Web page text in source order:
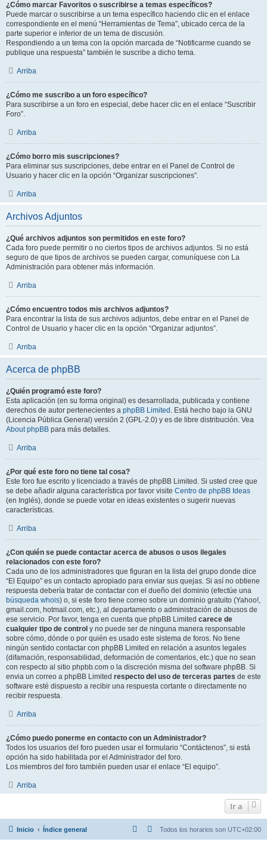
¿Cómo marcar Favoritos o suscribirse a temas específicos?
Puede marcar o suscribirse a un tema específico haciendo clic en el enlace
correspondiente en el menú “Herramientas de Tema”, ubicado cerca de la
parte superior e inferior de un tema de discusión.
Respondiendo a un tema con la opción marcada de “Notificarme cuando se
publique una respuesta” también le suscribe a dicho tema.
Arriba
¿Cómo me suscribo a un foro específico?
Para suscribirse a un foro en especial, debe hacer clic en el enlace “Suscribir
Foro”.
Arriba
¿Cómo borro mis suscripciones?
Para eliminar sus suscripciones, debe entrar en el Panel de Control de
Usuario y hacer clic en la opción “Organizar suscripciones”.
Arriba
Archivos Adjuntos
¿Qué archivos adjuntos son permitidos en este foro?
Cada foro puede permitir o no ciertos tipos de archivos adjuntos. Si no está
seguro de que tipos de archivos se pueden cargar, comuníquese con La
Administración para obtener más información.
Arriba
¿Cómo encuentro todos mis archivos adjuntos?
Para encontrar la lista de sus archivos adjuntos, debe entrar en el Panel de
Control de Usuario y hacer clic en la opción “Organizar adjuntos”.
Arriba
Acerca de phpBB
¿Quién programó este foro?
Esta aplicación (en su forma original) es desarrollada, publicada y contiene
derechos de autor pertenecientes a phpBB Limited . Está hecho bajo la GNU
(Licencia Pública General) versión 2 (GPL-2.0) y es de libre distribución. Vea
About phpBB para más detalles.
Arriba
¿Por qué este foro no tiene tal cosa?
Este foro fue escrito y licenciado a través de phpBB Limited. Si usted cree que
se debe añadir alguna característica por favor visite Centro de phpBB Ideas
(en Inglés), donde se puede votar en ideas existentes o sugerir nuevas
características.
Arriba
¿Con quién se puede contactar acerca de abusos o usos ilegales
relacionados con este foro?
Cada uno de los administradores que figuran en la lista del grupo donde dice
“El Equipo” es un contacto apropiado para enviar sus quejas. Si así no obtiene
respuesta debería tratar de contactar con el dueño del dominio (efectúe una
búsqueda whois) o, si este foro tiene correo sobre un dominio gratuito (Yahoo!,
gmail.com, hotmail.com, etc.), al departamento o administración de abusos de
ese servicio. Por favor, tenga en cuenta que phpBB Limited carece de
cualquier tipo de control y no puede ser de ninguna manera responsable
sobre cómo, dónde o por quién es usado este sistema de foros. No tiene
ningún sentido contactar con phpBB Limited en relación a asuntos legales
(difamación, responsabilidad, deformación de comentarios, etc.) que no sean
con respecto al sitio phpbb.com o la discreción misma del software phpBB. Si
envia un correo a phpBB Limited respecto del uso de terceras partes de este
software esté dispuesto a recibir una respuesta cortante o directamente no
recibir respuesta.
Arriba
¿Cómo puedo ponerme en contacto con un Administrador?
Todos los usuarios del foro pueden usar el formulario “Contáctenos”, si está
opción ha sido habilitada por el Administrador del foro.
Los miembros del foro también pueden usar el enlace “El equipo”.
Arriba
Ir a
Inicio Índice general Todos los horarios son UTC+02:00